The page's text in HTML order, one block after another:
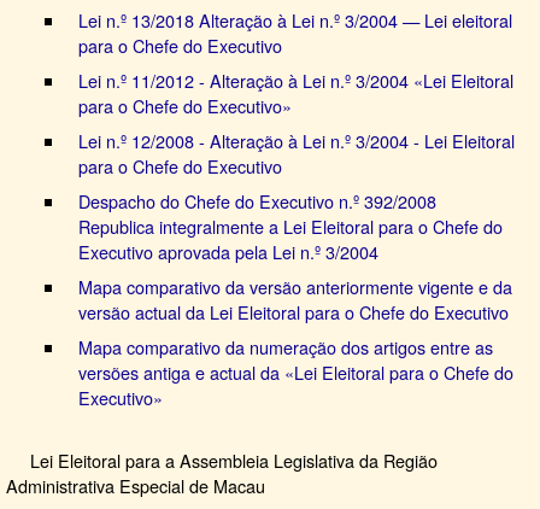
Consulta dos dados registos
Legislação
Informações de divulgação
Conhecimento das eleições
Download
Estatística e Informação
Contactos
Lei n.º 13/2018 Alteração à Lei n.º 3/2004 — Lei eleitoral
para o Chefe do Executivo
Lei n.º 11/2012 - Alteração à Lei n.º 3/2004 «Lei Eleitoral
para o Chefe do Executivo»
Lei n.º 12/2008 - Alteração à Lei n.º 3/2004 - Lei Eleitoral
para o Chefe do Executivo
Despacho do Chefe do Executivo n.º 392/2008
Republica integralmente a Lei Eleitoral para o Chefe do
Executivo aprovada pela Lei n.º 3/2004
Mapa comparativo da versão anteriormente vigente e da
versão actual da Lei Eleitoral para o Chefe do Executivo
Mapa comparativo da numeração dos artigos entre as
versões antiga e actual da «Lei Eleitoral para o Chefe do
Executivo»
Lei Eleitoral para a Assembleia Legislativa da Região
Administrativa Especial de Macau